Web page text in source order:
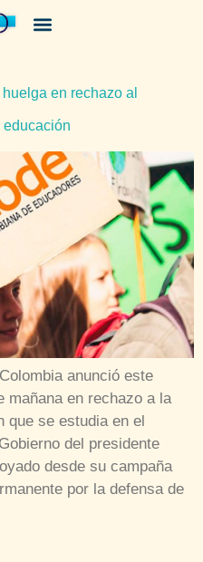
en rechazo al
educación
anunció este
mañana en rechazo a la
que se estudia en el
del presidente
desde su campaña
por la defensa de